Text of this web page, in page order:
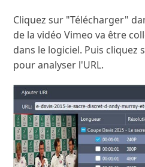
Cliquez sur "Télécharger"
de la vidéo Vimeo va être
dans le logiciel. Puis cliquez
pour analyser l'URL.